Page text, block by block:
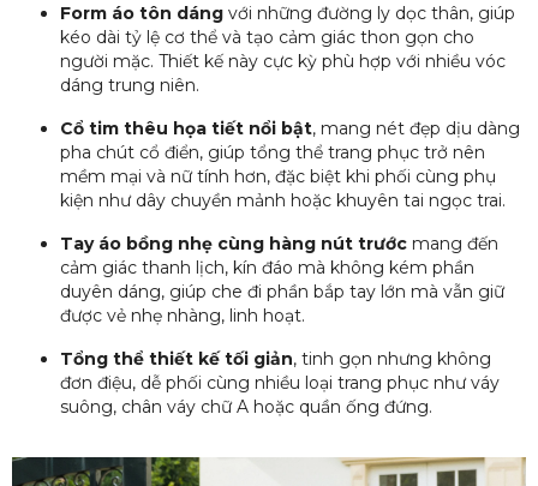
Form áo tôn dáng với những đường ly dọc thân, giúp
kéo dài tỷ lệ cơ thể và tạo cảm giác thon gọn cho
người mặc. Thiết kế này cực kỳ phù hợp với nhiều vóc
dáng trung niên.
Cổ tim thêu họa tiết nổi bật, mang nét đẹp dịu dàng
pha chút cổ điển, giúp tổng thể trang phục trở nên
mềm mại và nữ tính hơn, đặc biệt khi phối cùng phụ
kiện như dây chuyền mảnh hoặc khuyên tai ngọc trai.
Tay áo bồng nhẹ cùng hàng nút trước mang đến
cảm giác thanh lịch, kín đáo mà không kém phần
duyên dáng, giúp che đi phần bắp tay lớn mà vẫn giữ
được vẻ nhẹ nhàng, linh hoạt.
Tổng thể thiết kế tối giản, tinh gọn nhưng không
đơn điệu, dễ phối cùng nhiều loại trang phục như váy
suông, chân váy chữ A hoặc quần ống đứng.